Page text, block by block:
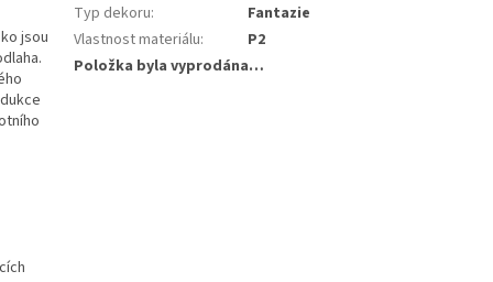
jsou
Typ dekoru:
Fantazie
Vlastnost materiálu:
P2
Položka byla vyprodána…